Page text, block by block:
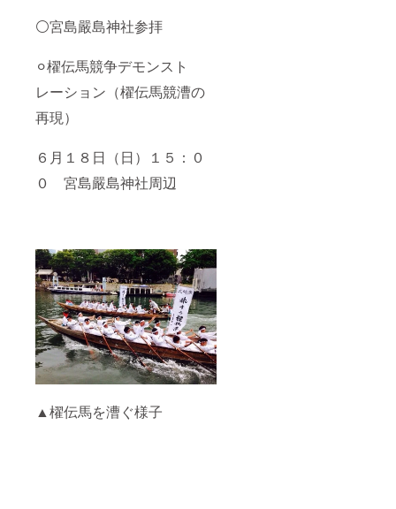
⚪宮島嚴島神社参拝︎
⚪︎櫂伝馬競争デモンスト
レーション（櫂伝馬競漕の
再現）
６月１８日（日）１５：０
０ 宮島嚴島神社周辺
▲櫂伝馬を漕ぐ様子